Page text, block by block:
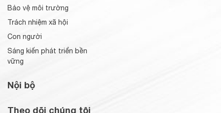
Bảo vệ môi trường
Trách nhiệm xã hội
Con người
Sáng kiến phát triển bền
vững
Nội bộ
Theo dõi chúng tôi